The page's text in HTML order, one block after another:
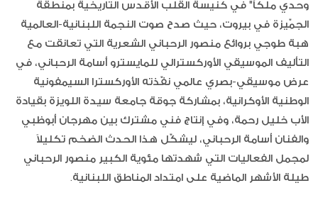
وحدي ملكاً" في كنيسة القلب الأقدس التاريخية بمنطقة
الجمّيزة في بيروت، حيث صدح صوت النجمة اللبنانية-العالمية
هبة طوجي بروائع منصور الرحباني الشعرية التي تعانقت مع
التأليف الموسيقي الأوركسترالي للمايسترو أسامة الرحباني، في
عرض موسيقي-بصري عالمي نفّذته الأوركسترا السيمفونية
الوطنية الأوكرانية، بمشاركة جوقة جامعة سيدة اللويزة بقيادة
الأب خليل رحمة، وفي إنتاج فني مشترك بين مهرجان أبوظبي
والفنان أسامة الرحباني، ليشكّل هذا الحدث الضخم تكليلاً
لمجمل الفعاليات التي شهدتها مئوية الكبير منصور الرحباني
طيلة الأشهر الماضية على امتداد المناطق اللبنانية.